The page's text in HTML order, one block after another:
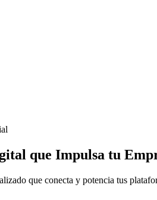
que Impulsa tu
que conecta y potencia tus